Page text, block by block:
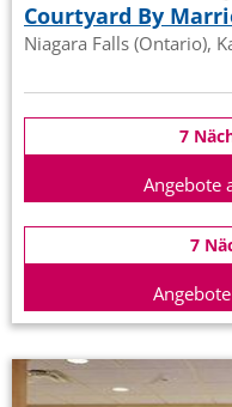
Courtyard By
Niagara Falls (Ontario),
7
Angebote
7